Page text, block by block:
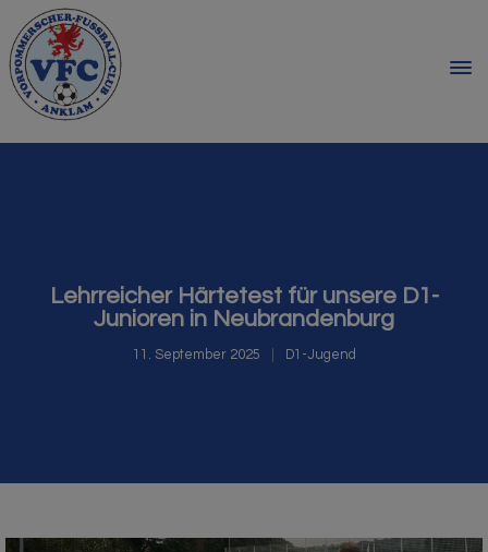
Lehrreicher Härtetest für unsere D1-
Junioren in Neubrandenburg
11. September 2025 D1-Jugend